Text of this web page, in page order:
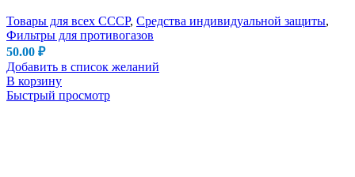
Товары для всех СССР, Средства индивидуальной защиты,
Фильтры для противогазов
50.00 ₽
Добавить в список желаний
В корзину
Быстрый просмотр